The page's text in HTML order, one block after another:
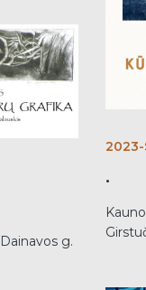
2023-
.
g.